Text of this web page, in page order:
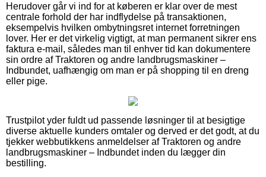
Herudover går vi ind for at køberen er klar over de mest
centrale forhold der har indflydelse på transaktionen,
eksempelvis hvilken ombytningsret internet forretningen
lover. Her er det virkelig vigtigt, at man permanent sikrer ens
faktura e-mail, således man til enhver tid kan dokumentere
sin ordre af Traktoren og andre landbrugsmaskiner –
Indbundet, uafhængig om man er på shopping til en dreng
eller pige.
Trustpilot yder fuldt ud passende løsninger til at besigtige
diverse aktuelle kunders omtaler og derved er det godt, at du
tjekker webbutikkens anmeldelser af Traktoren og andre
landbrugsmaskiner – Indbundet inden du lægger din
bestilling.